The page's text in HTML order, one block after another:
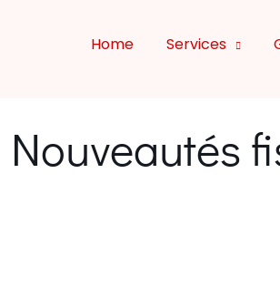
Home Services
Nouveautés